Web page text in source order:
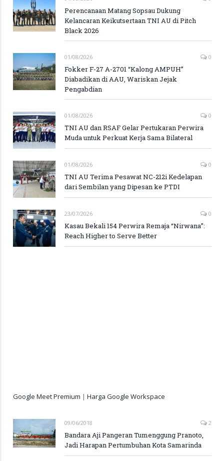
Perencanaan Matang Sopsau Dukung
Kelancaran Keikutsertaan TNI AU di Pitch
Black 2026
01/08/2026 0
Fokker F-27 A-2701 “Kalong AMPUH”
Diabadikan di AAU, Wariskan Jejak
Pengabdian
01/08/2026 0
TNI AU dan RSAF Gelar Pertukaran Perwira
Muda untuk Perkuat Kerja Sama Bilateral
01/08/2026 0
TNI AU Terima Pesawat NC-212i Kedelapan
dari Sembilan yang Dipesan ke PTDI
23/07/2026 0
Kasau Bekali 154 Perwira Remaja “Nirwana”:
Reach Higher to Serve Better
Google Meet Premium | Harga Google Workspace
09/06/2018 2
Bandara Aji Pangeran Tumenggung Pranoto,
Jadi Harapan Pertumbuhan Kota Samarinda